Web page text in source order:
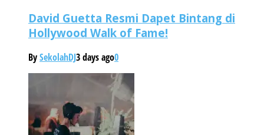
David Guetta Resmi Dapet Bintang di
Hollywood Walk of Fame!
BySekolahDJ3 days ago0